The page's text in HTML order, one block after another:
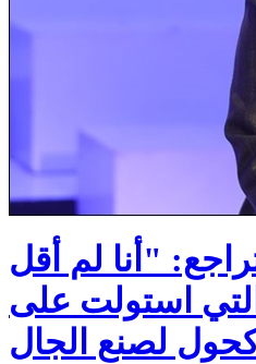
"أنا لم أقل
استولت على